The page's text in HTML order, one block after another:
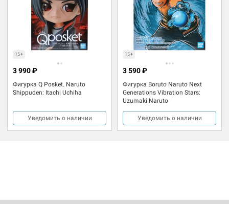
15+
Фигурка Q Posket. Naruto
Shippuden: Itachi Uchiha
3 990 ₽
Уведомить о наличии
15+
Фигурка Boruto Naruto Next
Generations Vibration Stars:
Uzumaki Naruto
3 590 ₽
Уведомить о наличии